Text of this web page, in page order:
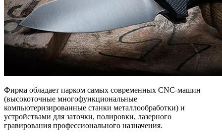
Фирма обладает парком самых современных CNC-машин
(высокоточные многофункциональные
компьютеризированные станки металлообработки) и
устройствами для заточки, полировки, лазерного
гравирования профессионального назначения.